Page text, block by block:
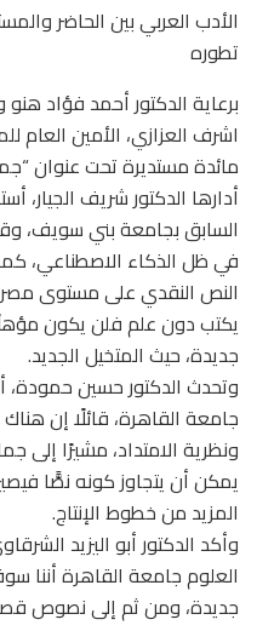
الأدب العربي بين الحاضر
تطوره
برعاية الدكتور أحمد فؤاد هنو
اشرف العزازي، الأمين العام
مائدة مستديرة تحت عنوان
أدارها الدكتور شريف الجيار،
السابق بجامعة بني سويف،
في ظل الذكاء الاصطناعي،
النص النقدي على مستوى مصر
يكتب دون علم فلن يكون
جديدة، حيث المتخيل الجديد.
وتحدث الدكتور حسين حمودة،
جامعة القاهرة، قائلًا إن
ونظرية الامتداد، مشيرًا إلى
يمكن أن يتجاوز كونه نصًّا
المزيد من خطوط الإنتاج.
وأكد الدكتور أبو اليزيد
العلوم جامعة القاهرة أننا
جديدة، ومن ثم إلى نصوص